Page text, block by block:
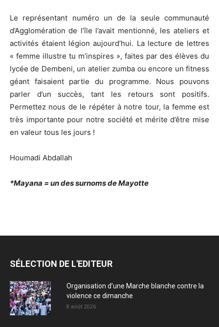
Le représentant numéro un de la seule communauté
d’Agglomération de l’île l’avait mentionné, les ateliers et
activités étaient légion aujourd’hui. La lecture de lettres
« femme illustre tu m’inspires », faites par des élèves du
lycée de Dembeni, un atelier zumba ou encore un fitness
géant faisaient partie du programme. Nous pouvons
parler d’un succès, tant les retours sont positifs.
Permettez nous de le répéter à notre tour, la femme est
très importante pour notre société et mérite d’être mise
en valeur tous les jours !
Houmadi Abdallah
*Mayana = un des surnoms de Mayotte
SÉLECTION DE L'EDITEUR
Organisation d’une Marche blanche contre la
violence ce dimanche
8 août 2026